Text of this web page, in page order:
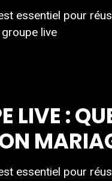
essentiel pour
live
LIVE :
essentiel pour